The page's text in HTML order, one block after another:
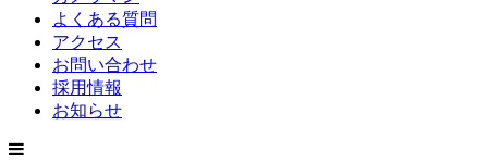
よくある質問
アクセス
お問い合わせ
採用情報
お知らせ